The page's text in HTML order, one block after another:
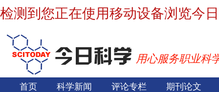
检测到您正在使用移动设备浏览今
用心服务职业科
首页 科学新闻 评论专栏 期刊论文